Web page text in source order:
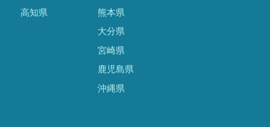
高知県
熊本県
大分県
宮崎県
鹿児島県
沖縄県